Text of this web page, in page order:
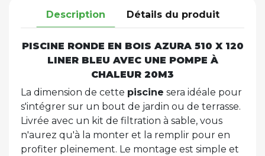
Description Détails du produit
PISCINE RONDE EN BOIS AZURA 510 X 120
LINER BLEU AVEC UNE POMPE À
CHALEUR 20M3
La dimension de cette piscine sera idéale pour
s'intégrer sur un bout de jardin ou de terrasse.
Livrée avec un kit de filtration à sable, vous
n'aurez qu'à la monter et la remplir pour en
profiter pleinement. Le montage est simple et